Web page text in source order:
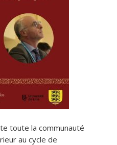
toute la communauté
au cycle de